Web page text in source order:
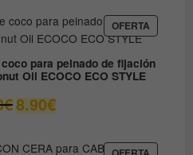
era:
12.30€.
es:
6.15€.
OFERTA
EN
para peinado de fijación
Oil ECOCO ECO STYLE
€ El
precio
8.90€El
precio